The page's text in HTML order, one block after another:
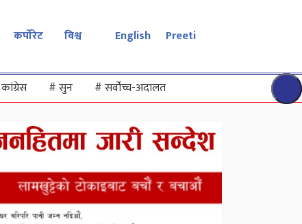
कर्पोरेट विश्व English Preeti
कांग्रेस #सुन #सर्वोच्च-अदालत